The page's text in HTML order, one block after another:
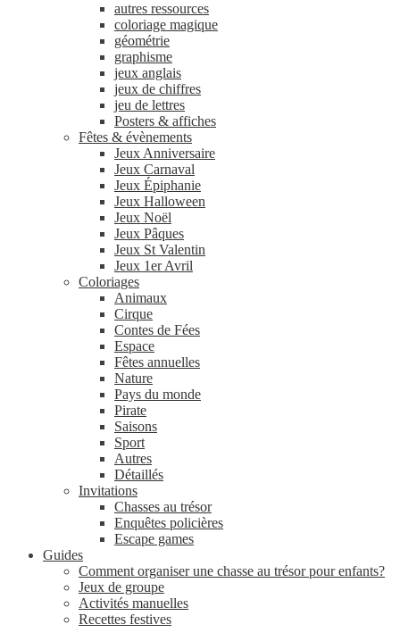
autres ressources
coloriage magique
géométrie
graphisme
jeux anglais
jeux de chiffres
jeu de lettres
Posters & affiches
Fêtes & évènements
Jeux Anniversaire
Jeux Carnaval
Jeux Épiphanie
Jeux Halloween
Jeux Noël
Jeux Pâques
Jeux St Valentin
Jeux 1er Avril
Coloriages
Animaux
Cirque
Contes de Fées
Espace
Fêtes annuelles
Nature
Pays du monde
Pirate
Saisons
Sport
Autres
Détaillés
Invitations
Chasses au trésor
Enquêtes policières
Escape games
Guides
Comment organiser une chasse au trésor pour enfants?
Jeux de groupe
Activités manuelles
Recettes festives